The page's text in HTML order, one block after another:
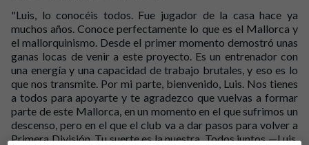
"Luis, lo conocéis todos. Fue jugador de la casa hace ya
muchos años. Conoce perfectamente lo que es el Mallorca y
el mallorquinismo. Desde el primer momento demostró unas
ganas locas de venir a este proyecto. Es un entrenador con
una energía y una capacidad de trabajo brutales, y eso es lo
que nos transmite. Por mi parte, bienvenido, Luis. Nos tienes
a todos para apoyarte y te agradezco que vuelvas a formar
parte de este Mallorca, en un momento en el que sufrimos un
descenso, pero en el que el club va a dar pasos para volver a
Primera División. Tu suerte es la nuestra. Todos juntos —Luis,